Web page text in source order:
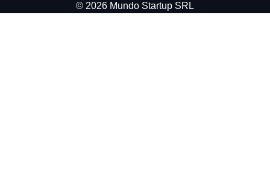
© 2026 Mundo Startup SRL